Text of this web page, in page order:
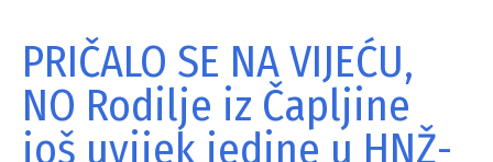
PRIČALO SE NA VIJEĆU,
NO Rodilje iz Čapljine
još uvijek jedine u HNŽ-